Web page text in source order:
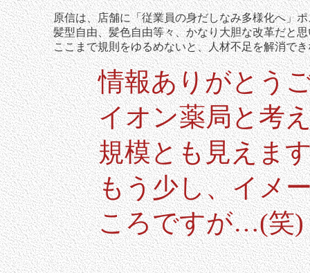
原信は、店舗に「従業員の身だしなみ多様化へ」
髪型自由、髪色自由等々、かなり大胆な改革だと
ここまで規則をゆるめないと、人材不足を解消で
情報ありがとう
イオン薬局と考
規模とも見えま
もう少し、イメ
ころですが…(笑)